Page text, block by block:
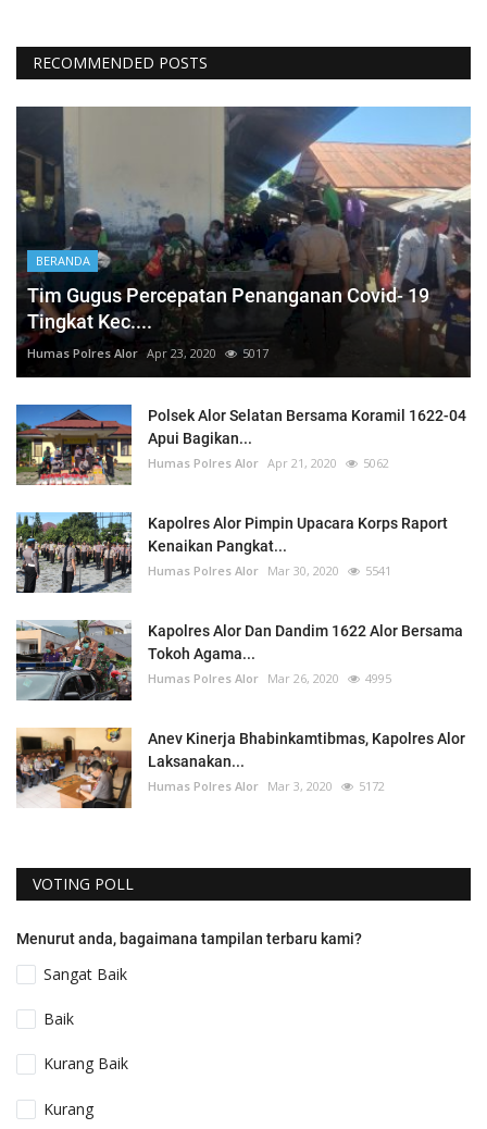
RECOMMENDED POSTS
BERANDA
Tim Gugus Percepatan Penanganan Covid- 19
Tingkat Kec....
Humas Polres Alor Apr 23, 2020 5017
Polsek Alor Selatan Bersama Koramil 1622-04
Apui Bagikan...
Humas Polres Alor Apr 21, 2020 5062
Kapolres Alor Pimpin Upacara Korps Raport
Kenaikan Pangkat...
Humas Polres Alor Mar 30, 2020 5541
Kapolres Alor Dan Dandim 1622 Alor Bersama
Tokoh Agama...
Humas Polres Alor Mar 26, 2020 4995
Anev Kinerja Bhabinkamtibmas, Kapolres Alor
Laksanakan...
Humas Polres Alor Mar 3, 2020 5172
VOTING POLL
Menurut anda, bagaimana tampilan terbaru kami?
Sangat Baik
Baik
Kurang Baik
Kurang